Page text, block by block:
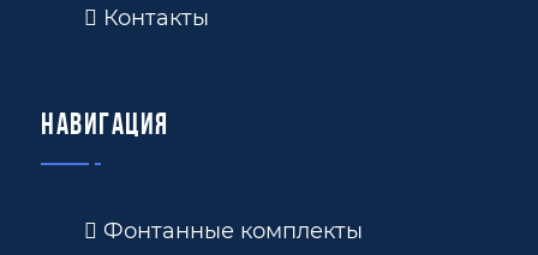
Контакты
Навигация
Фонтанные комплекты